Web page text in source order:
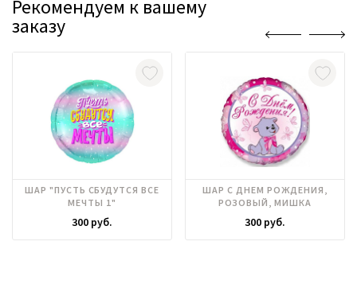
Рекомендуем к вашему
заказу
ШАР "ПУСТЬ СБУДУТСЯ ВСЕ
МЕЧТЫ 1"
300 руб.
ШАР С ДНЕМ РОЖДЕНИЯ,
РОЗОВЫЙ, МИШКА
300 руб.